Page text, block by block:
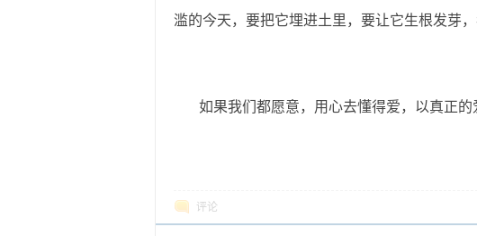
滥的今天，要把它埋进土里，要让它生根发芽
如果我们都愿意，用心去懂得爱，以真正的
评论